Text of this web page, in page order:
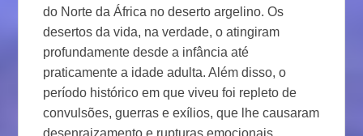
do Norte da África no deserto argelino. Os
desertos da vida, na verdade, o atingiram
profundamente desde a infância até
praticamente a idade adulta. Além disso, o
período histórico em que viveu foi repleto de
convulsões, guerras e exílios, que lhe causaram